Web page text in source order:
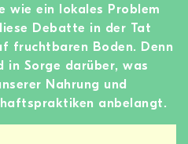
wie ein lokales Problem
Debatte in der Tat
fruchtbaren Boden. Denn
in Sorge darüber, was
Nahrung und
anbelangt.